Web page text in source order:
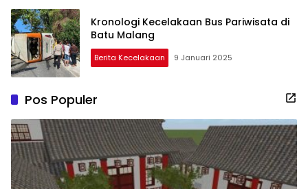
Kronologi Kecelakaan Bus Pariwisata di
Batu Malang
Berita Kecelakaan 9 Januari 2025
Pos Populer